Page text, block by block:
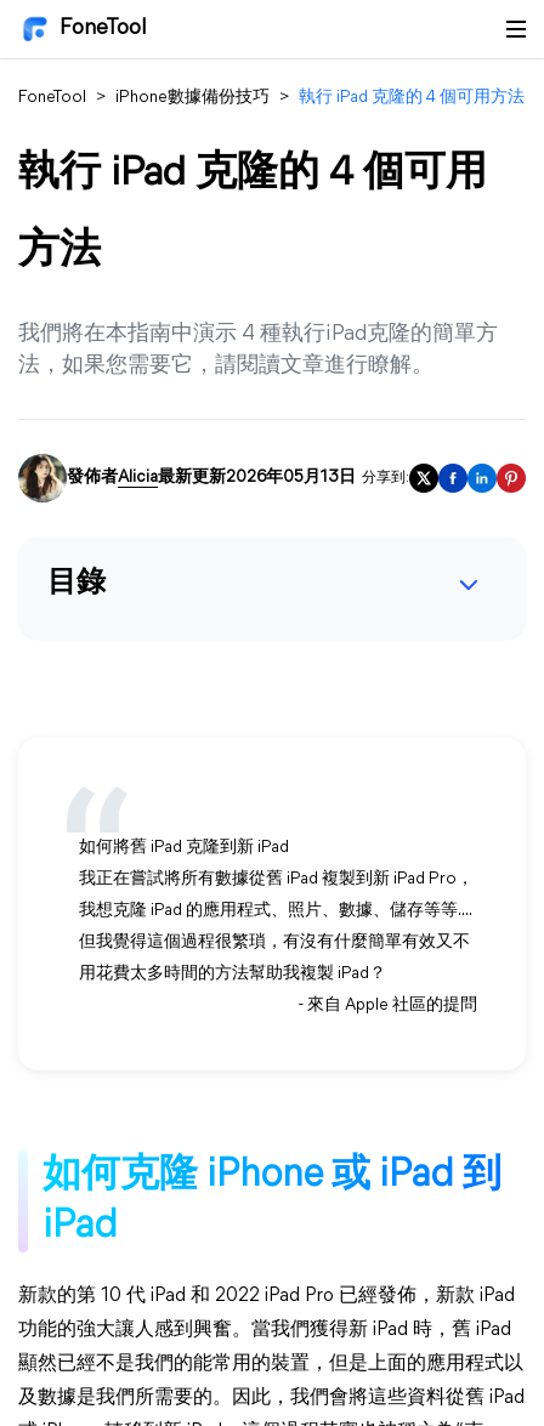
FoneTool
FoneTool > iPhone數據備份技巧 > 執行 iPad 克隆的 4 個可用方法
執行 iPad 克隆的 4 個可用
方法
我們將在本指南中演示 4 種執行iPad克隆的簡單方
法，如果您需要它，請閱讀文章進行瞭解。
發佈者Alicia最新更新2026年05月13日 分享到:
目錄
如何將舊 iPad 克隆到新 iPad
我正在嘗試將所有數據從舊 iPad 複製到新 iPad Pro，
我想克隆 iPad 的應用程式、照片、數據、儲存等等....
但我覺得這個過程很繁瑣，有沒有什麼簡單有效又不
用花費太多時間的方法幫助我複製 iPad？
- 來自 Apple 社區的提問
如何克隆 iPhone 或 iPad 到
iPad
新款的第 10 代 iPad 和 2022 iPad Pro 已經發佈，新款 iPad
功能的強大讓人感到興奮。當我們獲得新 iPad 時，舊 iPad
顯然已經不是我們的能常用的裝置，但是上面的應用程式以
及數據是我們所需要的。因此，我們會將這些資料從舊 iPad